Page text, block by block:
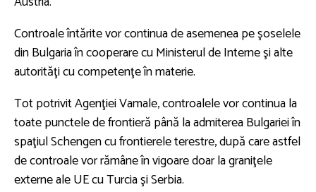
Controale întărite vor continua de asemenea pe şoselele
din Bulgaria în cooperare cu Ministerul de Interne şi alte
autorităţi cu competenţe în materie.
Tot potrivit Agenţiei Vamale, controalele vor continua la
toate punctele de frontieră până la admiterea Bulgariei în
spaţiul Schengen cu frontierele terestre, după care astfel
de controale vor rămâne în vigoare doar la graniţele
externe ale UE cu Turcia şi Serbia.